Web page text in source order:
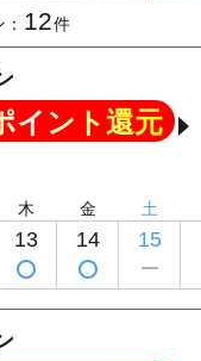
12件
イント還元
木
13
金
14
土
15